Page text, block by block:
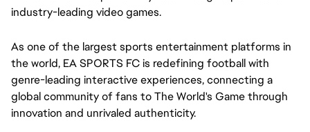
industry-leading video games.
As one of the largest sports entertainment platforms in
the world, EA SPORTS FC is redefining football with
genre-leading interactive experiences, connecting a
global community of fans to The World's Game through
innovation and unrivaled authenticity.